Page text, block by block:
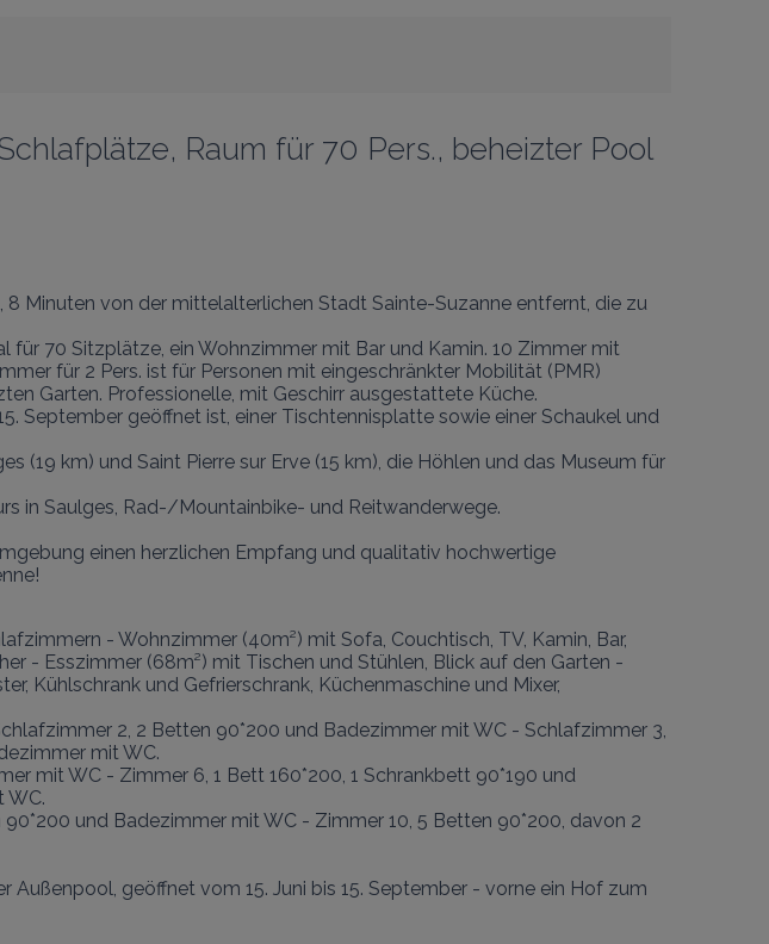
Raum für 70 Pers., beheizter Pool
Minuten von der mittelalterlichen Stadt Sainte-Suzanne entfernt, die zu
70 Sitzplätze, ein Wohnzimmer mit Bar und Kamin. 10 Zimmer mit
für 2 Pers. ist für Personen mit eingeschränkter Mobilität (PMR)
Garten. Professionelle, mit Geschirr ausgestattete Küche.
September geöffnet ist, einer Tischtennisplatte sowie einer Schaukel und
(19 km) und Saint Pierre sur Erve (15 km), die Höhlen und das Museum für
in Saulges, Rad-/Mountainbike- und Reitwanderwege.
einen herzlichen Empfang und qualitativ hochwertige
- Wohnzimmer (40m²) mit Sofa, Couchtisch, TV, Kamin, Bar,
- Esszimmer (68m²) mit Tischen und Stühlen, Blick auf den Garten -
Kühlschrank und Gefrierschrank, Küchenmaschine und Mixer,
2, 2 Betten 90*200 und Badezimmer mit WC - Schlafzimmer 3,
mit WC.
mit WC - Zimmer 6, 1 Bett 160*200, 1 Schrankbett 90*190 und
WC.
und Badezimmer mit WC - Zimmer 10, 5 Betten 90*200, davon 2
geöffnet vom 15. Juni bis 15. September - vorne ein Hof zum